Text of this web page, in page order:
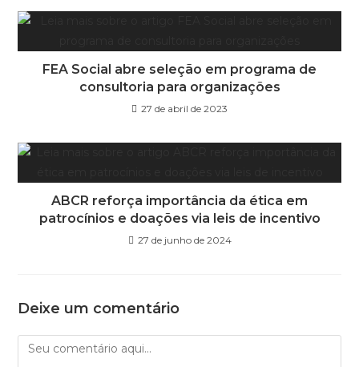
FEA Social abre seleção em programa de
consultoria para organizações
27 de abril de 2023
ABCR reforça importância da ética em
patrocínios e doações via leis de incentivo
27 de junho de 2024
Deixe um comentário